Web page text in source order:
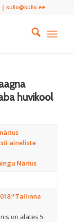
| kullo@kullo.ee
huvikool
aineliste
Näitus
*Tallinna
on alates 5.